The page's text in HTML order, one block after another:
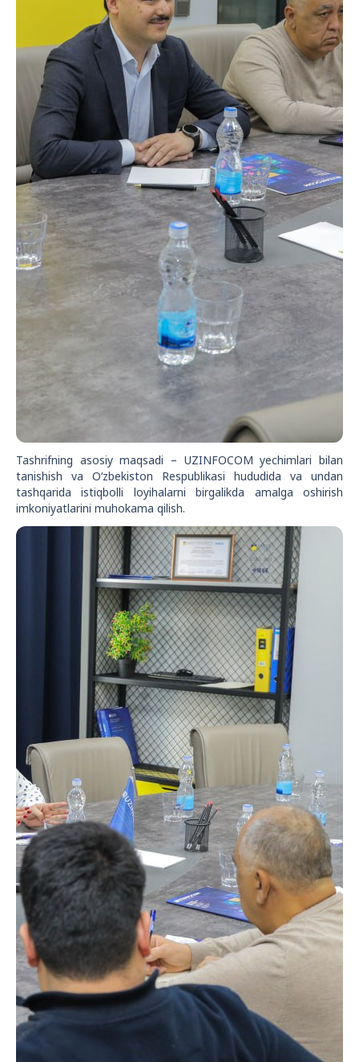
Tashrifning asosiy maqsadi – UZINFOCOM yechimlari bilan
tanishish va O‘zbekiston Respublikasi hududida va undan
tashqarida istiqbolli loyihalarni birgalikda amalga oshirish
imkoniyatlarini muhokama qilish.